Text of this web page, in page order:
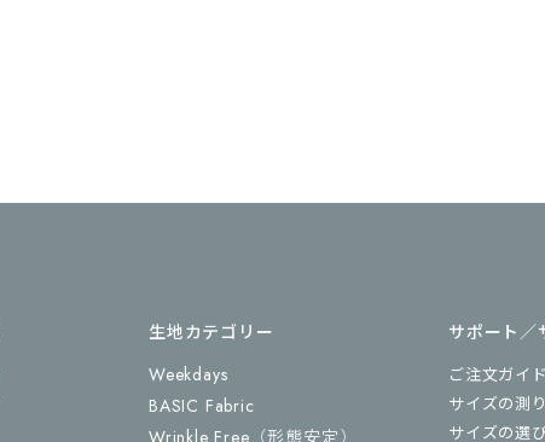
生地カテゴリー
Weekdays
BASIC Fabric
Wrinkle Free （形態安定）
サポート／
ご注文ガイド
サイズの測
サイズの選